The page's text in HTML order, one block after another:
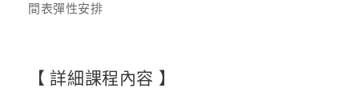
間表彈性安排
【 詳細課程內容 】